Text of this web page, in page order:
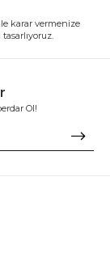
karar vermenize
Ol!